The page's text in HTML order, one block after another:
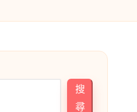
搜
尋